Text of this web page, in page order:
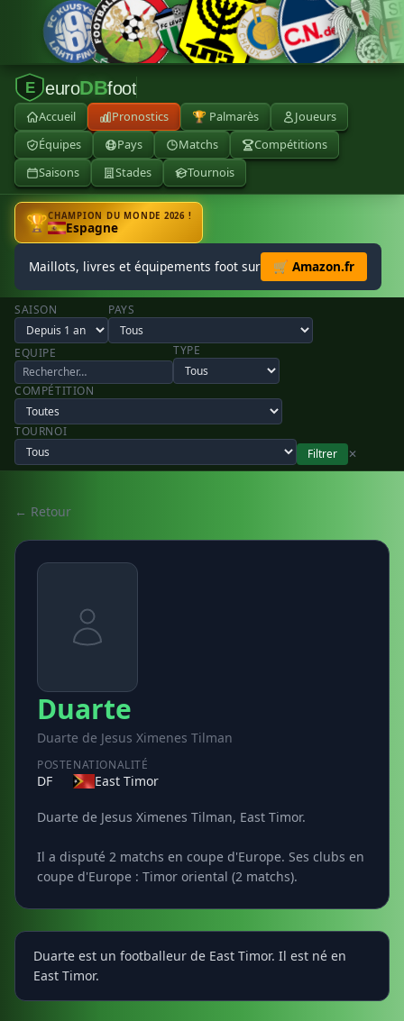
E euroDBfoot
Accueil Pronostics 🏆 Palmarès
Joueurs
Équipes
Pays Matchs
Compétitions
Saisons
Stades Tournois
🏆CHAMPION DU MONDE 2026 !
Espagne
Maillots, livres et équipements foot sur 🛒 Amazon.fr
SAISON PAYS
EQUIPE TYPE
COMPÉTITION
TOURNOI
Filtrer
✕
← Retour
Duarte
Duarte de Jesus Ximenes Tilman
POSTE
DF
NATIONALITÉ
East Timor
Duarte de Jesus Ximenes Tilman, East Timor.
Il a disputé 2 matchs en coupe d'Europe. Ses clubs en
coupe d'Europe : Timor oriental (2 matchs).
Duarte est un footballeur de East Timor. Il est né en
East Timor.